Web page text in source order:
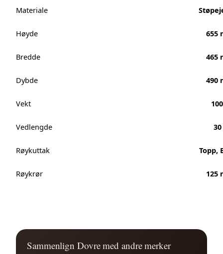
Materiale
Høyde 655
Bredde 465
Dybde 490
Vekt
Vedlengde
Røykuttak Topp,
Røykrør 125
Sammenlign Dovre med andre merker